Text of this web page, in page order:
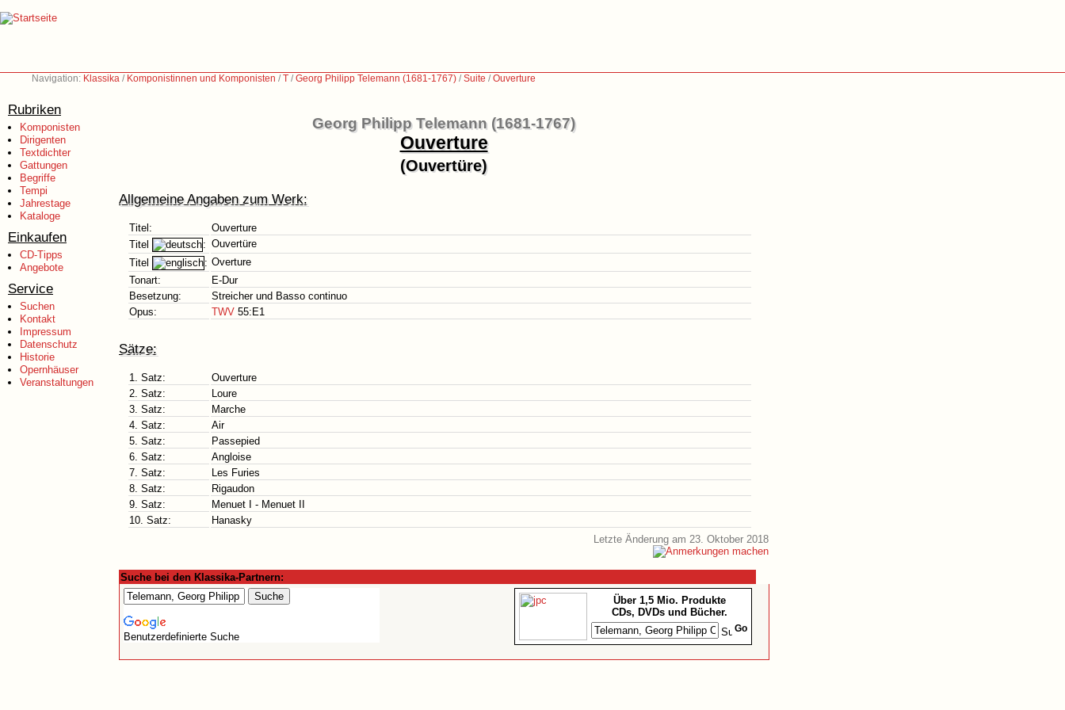
Navigation: Klassika / Komponistinnen und Komponisten /T /Georg Philipp Telemann (1681-1767) /Suite /Ouverture
Rubriken
Komponisten
Dirigenten
Textdichter
Gattungen
Begriffe
Tempi
Jahrestage
Kataloge
Einkaufen
CD-Tipps
Angebote
Service
Suchen
Kontakt
Impressum
Datenschutz
Historie
Opernhäuser
Veranstaltungen
Georg Philipp Telemann (1681-1767)
Ouverture
(Ouvertüre)
Allgemeine Angaben zum Werk:
Titel:
Ouverture
Titel
: Ouvertüre
Titel
: Overture
Tonart:
E-Dur
Besetzung:
Streicher und Basso continuo
Opus:
TWV 55:E1
Sätze:
1. Satz:
Ouverture
2. Satz:
Loure
3. Satz:
Marche
4. Satz:
Air
5. Satz:
Passepied
6. Satz:
Angloise
7. Satz:
Les Furies
8. Satz:
Rigaudon
9. Satz:
Menuet I - Menuet II
10. Satz:
Hanasky
Letzte Änderung am 23. Oktober 2018
Suche bei den Klassika-Partnern:
Benutzerdefinierte Suche
Über 1,5 Mio. Produkte
CDs, DVDs und Bücher.
Go